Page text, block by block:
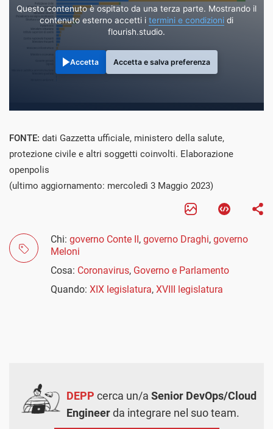
Questo contenuto è ospitato da una terza parte. Mostrando il
contenuto esterno accetti i termini e condizioni di
flourish.studio.
Accetta Accetta e salva preferenza
FONTE: dati Gazzetta ufficiale, ministero della salute,
protezione civile e altri soggetti coinvolti. Elaborazione
openpolis
(ultimo aggiornamento: mercoledì 3 Maggio 2023)
Chi: governo Conte II, governo Draghi, governo
Meloni
Cosa: Coronavirus, Governo e Parlamento
Quando: XIX legislatura, XVIII legislatura
DEPP cerca un/a Senior DevOps/Cloud
Engineerda integrare nel suo team.